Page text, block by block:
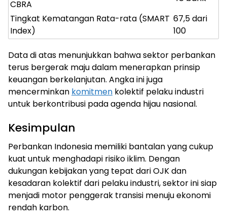
CBRA
Tingkat Kematangan Rata-rata (SMART
Index)
67,5 dari
100
Data di atas menunjukkan bahwa sektor perbankan
terus bergerak maju dalam menerapkan prinsip
keuangan berkelanjutan. Angka ini juga
mencerminkan komitmen kolektif pelaku industri
untuk berkontribusi pada agenda hijau nasional.
Kesimpulan
Perbankan Indonesia memiliki bantalan yang cukup
kuat untuk menghadapi risiko iklim. Dengan
dukungan kebijakan yang tepat dari OJK dan
kesadaran kolektif dari pelaku industri, sektor ini siap
menjadi motor penggerak transisi menuju ekonomi
rendah karbon.